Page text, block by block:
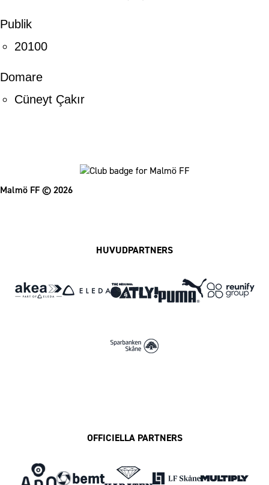
Publik
20100
Domare
Cüneyt Çakır
Malmö FF© 2026
HUVUDPARTNERS
OFFICIELLA PARTNERS